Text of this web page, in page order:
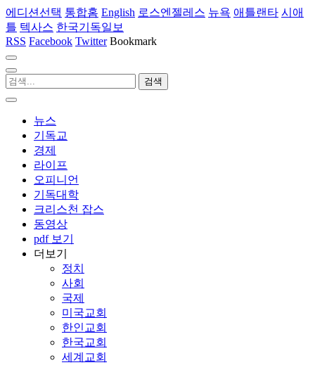
에디션선택 통합홈 English 로스엔젤레스 뉴욕 애틀랜타 시애
틀 텍사스 한국기독일보
RSS Facebook Twitter Bookmark
뉴스
기독교
경제
라이프
오피니언
기독대학
크리스천 잡스
동영상
pdf 보기
더보기
정치
사회
국제
미국교회
한인교회
한국교회
세계교회